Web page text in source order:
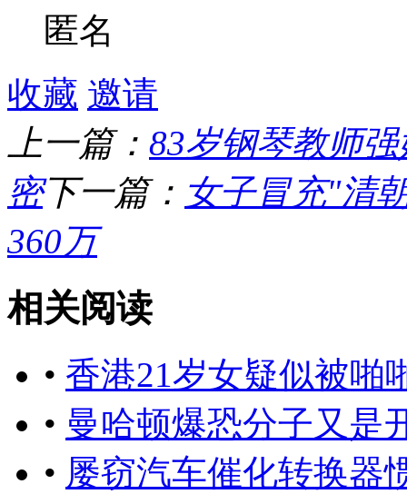
匿名
收藏 邀请
上一篇： 83岁钢琴教师
密下一篇： 女子冒充"清
360万
相关阅读
• 香港21岁女疑似被啪
• 曼哈顿爆恐分子又是
• 屡窃汽车催化转换器